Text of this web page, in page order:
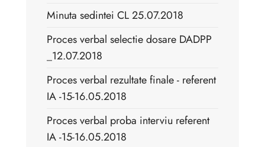
Minuta sedintei CL 25.07.2018
Proces verbal selectie dosare DADPP
_12.07.2018
Proces verbal rezultate finale - referent
IA -15-16.05.2018
Proces verbal proba interviu referent
IA -15-16.05.2018